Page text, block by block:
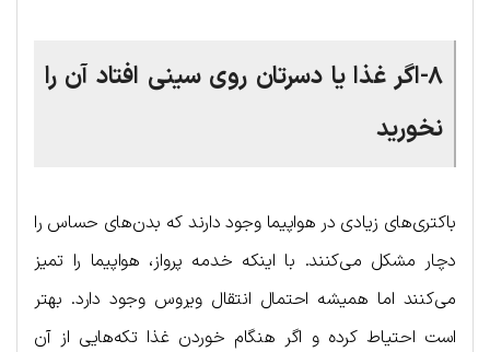
۸-اگر غذا یا دسرتان روی سینی افتاد آن را
نخورید
باکتری‌های زیادی در هواپیما وجود دارند که بدن‌های حساس را
دچار مشکل می‌کنند. با اینکه خدمه پرواز، هواپیما را تمیز
می‌کنند اما همیشه احتمال انتقال ویروس وجود دارد. بهتر
است احتیاط کرده و اگر هنگام خوردن غذا تکه‌هایی از آن